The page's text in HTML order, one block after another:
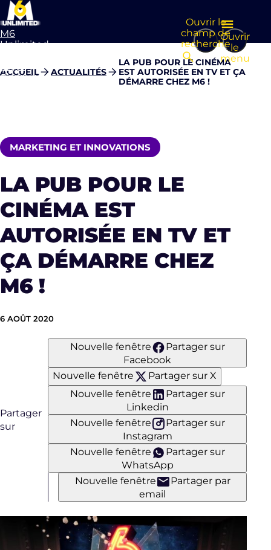
M6
Unlimited
page
d’accueil
Ouvrir
le
menu
Ouvrir le
champ de
recherche
ACCUEIL ACTUALITÉS
LA PUB POUR LE CINÉMA
EST AUTORISÉE EN TV ET ÇA
DÉMARRE CHEZ M6 !
MARKETING ET INNOVATIONS
LA PUB POUR LE
CINÉMA EST
AUTORISÉE EN TV ET
ÇA DÉMARRE CHEZ
M6 !
6 AOÛT 2020
Partager
sur
Nouvelle fenêtre
Partager sur
Facebook
Nouvelle fenêtre
Partager sur X
Nouvelle fenêtre
Partager sur
Linkedin
Nouvelle fenêtre
Partager sur
Instagram
Nouvelle fenêtre
Partager sur
WhatsApp
Nouvelle fenêtre
Partager par
email